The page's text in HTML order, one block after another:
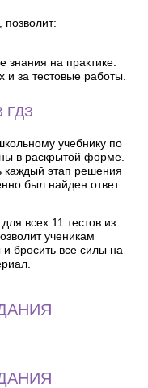
позволит:
знания на практике.
и за тестовые работы.
ГДЗ
учебнику по
в раскрытой форме.
каждый этап решения
был найден ответ.
всех 11 тестов из
ученикам
бросить все силы на